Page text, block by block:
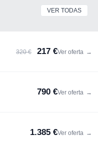
VER TODAS
320 € 217 €Ver oferta →
790 €Ver oferta →
1.385 €Ver oferta →